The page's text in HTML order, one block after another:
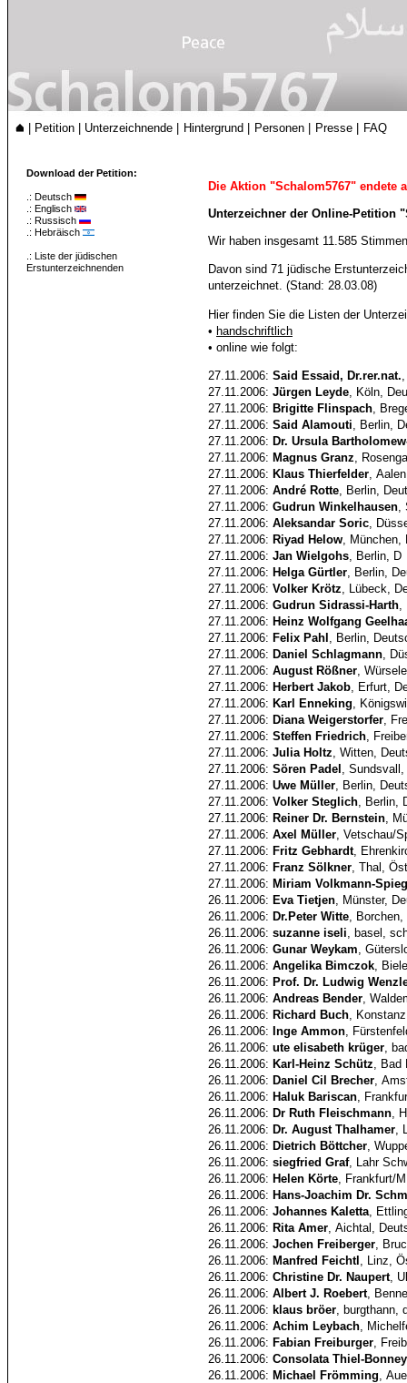
Petition Unterzeichnende Hintergrund Personen Presse FAQ
Download der Petition:
.: Deutsch
.: Englisch
.: Russisch
.: Hebräisch
.: Liste der jüdischen
Erstunterzeichnenden
Die Aktion "Schalom5767" endete
Unterzeichner der Online-Petition
Wir haben insgesamt 11.585
Davon sind 71 jüdische
unterzeichnet. (Stand: 28.03.08)
Hier finden Sie die Listen der
• handschriftlich
• online wie folgt:
27.11.2006: Said Essaid, Dr.rer.nat.
27.11.2006: Jürgen Leyde , Köln,
27.11.2006: Brigitte Flinspach ,
27.11.2006: Said Alamouti , Berlin,
27.11.2006: Dr. Ursula
27.11.2006: Magnus Granz ,
27.11.2006: Klaus Thierfelder ,
27.11.2006: André Rotte , Berlin,
27.11.2006: Gudrun Winkelhausen
27.11.2006: Aleksandar Soric ,
27.11.2006: Riyad Helow ,
27.11.2006: Jan Wielgohs , Berlin, D
27.11.2006: Helga Gürtler , Berlin,
27.11.2006: Volker Krötz , Lübeck,
27.11.2006: Gudrun Sidrassi-Harth
27.11.2006: Heinz Wolfgang
27.11.2006: Felix Pahl
, Berlin,
27.11.2006: Daniel Schlagmann ,
27.11.2006: August Rößner ,
27.11.2006: Herbert Jakob , Erfurt,
27.11.2006: Karl Enneking ,
27.11.2006: Diana Weigerstorfer ,
27.11.2006: Steffen Friedrich ,
27.11.2006: Julia Holtz , Witten,
27.11.2006: Sören Padel
,
27.11.2006: Uwe Müller , Berlin,
27.11.2006: Volker Steglich , Berlin,
27.11.2006: Reiner Dr. Bernstein ,
27.11.2006: Axel Müller , Vetschau/
27.11.2006: Fritz Gebhardt,
27.11.2006: Franz Sölkner , Thal,
27.11.2006: Miriam Volkmann-
26.11.2006: Eva Tietjen , Münster,
26.11.2006: Dr.Peter Witte ,
26.11.2006: suzanne iseli , basel,
26.11.2006: Gunar Weykam ,
26.11.2006: Angelika Bimczok ,
26.11.2006: Prof. Dr. Ludwig
26.11.2006: Andreas Bender ,
26.11.2006: Richard Buch ,
26.11.2006: Inge Ammon ,
26.11.2006: ute elisabeth krüger ,
26.11.2006: Karl-Heinz Schütz ,
26.11.2006: Daniel Cil Brecher ,
26.11.2006: Haluk Bariscan ,
26.11.2006: Dr Ruth Fleischmann ,
26.11.2006: Dr. August Thalhamer
26.11.2006: Dietrich Böttcher ,
26.11.2006: siegfried Graf, Lahr
26.11.2006: Helen Körte , Frankfurt/
26.11.2006: Hans-Joachim Dr.
26.11.2006: Johannes Kaletta ,
26.11.2006: Rita Amer , Aichtal,
26.11.2006: Jochen Freiberger ,
26.11.2006: Manfred Feichtl
, Linz,
26.11.2006: Christine Dr. Naupert,
26.11.2006: Albert J. Roebert,
26.11.2006: klaus bröer , burgthann,
26.11.2006: Achim Leybach ,
26.11.2006: Fabian Freiburger ,
26.11.2006: Consolata Thiel-Bonney
26.11.2006: Michael Frömming ,